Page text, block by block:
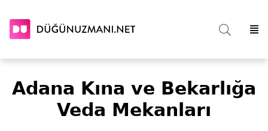
Adana Kına ve Bekarlığa
Veda Mekanları